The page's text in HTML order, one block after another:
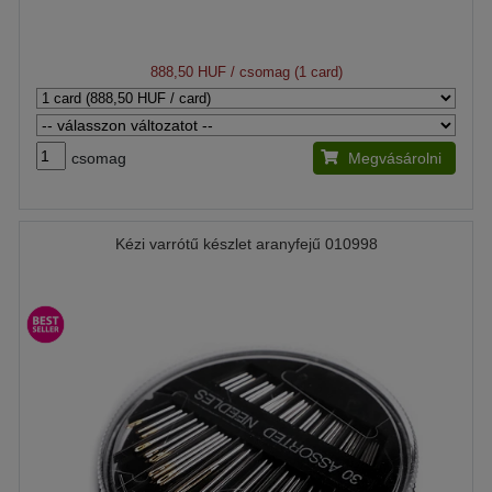
888,50 HUF/ csomag (1 card)
csomag Megvásárolni
Kézi varrótű készlet aranyfejű 010998